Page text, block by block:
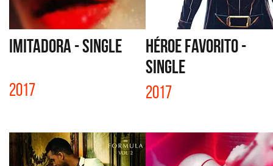
IMITADORA - SINGLE
2017
HÉROE FAVORITO -
SINGLE
2017